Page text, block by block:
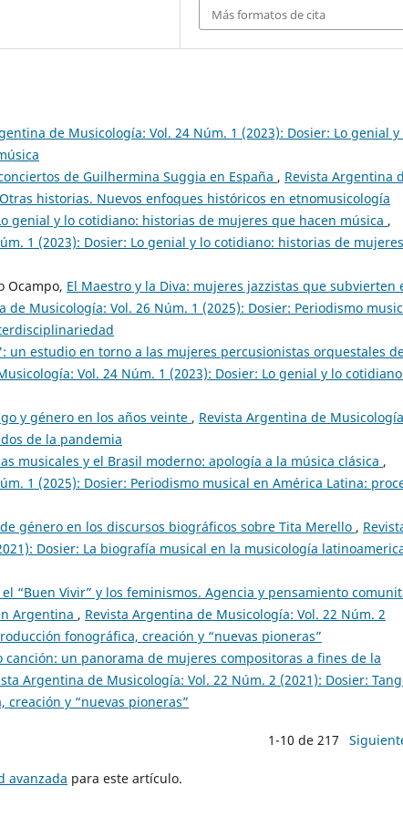
Más formatos de cita
de Musicología: Vol. 24 Núm. 1 (2023): Dosier: Lo genial y
de Guilhermina Suggia en España , Revista Argentina
historias. Nuevos enfoques históricos en etnomusicología
genial y lo cotidiano: historias de mujeres que hacen música ,
1 (2023): Dosier: Lo genial y lo cotidiano: historias de mujeres
Ocampo, El Maestro y la Diva: mujeres jazzistas que subvierten
de Musicología: Vol. 26 Núm. 1 (2025): Dosier: Periodismo
un estudio en torno a las mujeres percusionistas orquestales
Vol. 24 Núm. 1 (2023): Dosier: Lo genial y lo
y género en los años veinte , Revista Argentina de
de la pandemia
musicales y el Brasil moderno: apología a la música clásica ,
1 (2025): Dosier: Periodismo musical en América Latina:
género en los discursos biográficos sobre Tita Merello ,
Dosier: La biografía musical en la musicología
el “Buen Vivir” y los feminismos. Agencia y pensamiento
Argentina , Revista Argentina de Musicología: Vol. 22 Núm. 2
fonográfica, creación y “nuevas pioneras”
canción: un panorama de mujeres compositoras a fines de la
Argentina de Musicología: Vol. 22 Núm. 2 (2021): Dosier:
y “nuevas pioneras”
1-10 de 217
avanzada para este artículo.